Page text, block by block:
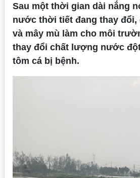
Sau một thời gian dài nắng
nước thời tiết đang thay đổi,
và mây mù làm cho môi
thay đổi chất lượng nước
tôm cá bị bệnh.